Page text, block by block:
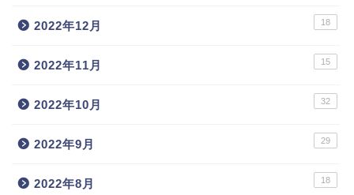
2022年12月 18
2022年11月 15
2022年10月 32
2022年9月 29
2022年8月 18